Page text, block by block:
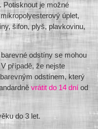
Potisknout je možné
úplet,
šifon, plyš, plavkovinu,
odstíny se mohou
případě, že nejste
odstínem, který
vrátit do 14 dní od
do 3 let.